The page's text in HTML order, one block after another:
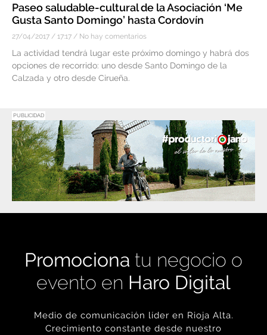
Paseo saludable-cultural de la Asociación ‘Me
Gusta Santo Domingo’ hasta Cordovín
27/04/2017 17:17 No hay comentarios
La actividad tendrá lugar este próximo domingo y habrá dos
opciones de recorrido: uno desde Santo Domingo de la
Calzada y otro desde Cirueña.
PUBLICIDAD
Promociona tu negocio o
evento en Haro Digital
Medio de comunicación líder en Rioja Alta.
Crecimiento constante desde nuestro